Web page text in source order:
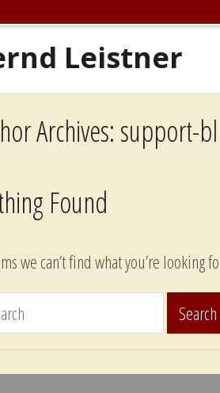
Leistner
Archives: support-bl
Found
we can’t find what you’re looking